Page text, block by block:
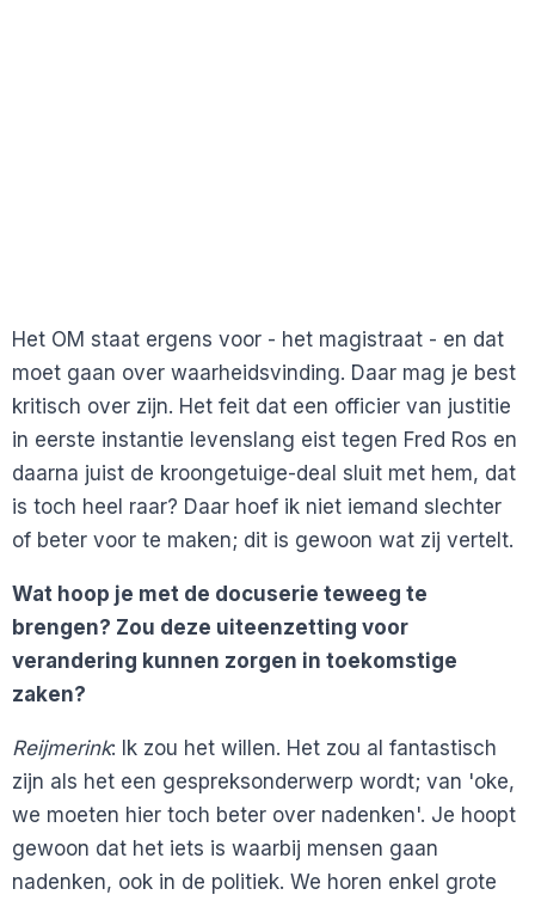
Het OM staat ergens voor - het magistraat - en dat
moet gaan over waarheidsvinding. Daar mag je best
kritisch over zijn. Het feit dat een officier van justitie
in eerste instantie levenslang eist tegen Fred Ros en
daarna juist de kroongetuige-deal sluit met hem, dat
is toch heel raar? Daar hoef ik niet iemand slechter
of beter voor te maken; dit is gewoon wat zij vertelt.
Wat hoop je met de docuserie teweeg te
brengen? Zou deze uiteenzetting voor
verandering kunnen zorgen in toekomstige
zaken?
Reijmerink: Ik zou het willen. Het zou al fantastisch
zijn als het een gespreksonderwerp wordt; van 'oke,
we moeten hier toch beter over nadenken'. Je hoopt
gewoon dat het iets is waarbij mensen gaan
nadenken, ook in de politiek. We horen enkel grote